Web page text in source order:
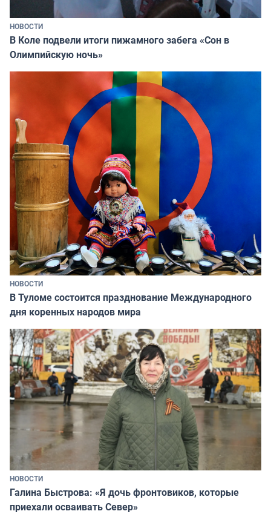
НОВОСТИ
В Коле подвели итоги пижамного забега «Сон в
Олимпийскую ночь»
НОВОСТИ
В Туломе состоится празднование Международного
дня коренных народов мира
НОВОСТИ
Галина Быстрова: «Я дочь фронтовиков, которые
приехали осваивать Север»